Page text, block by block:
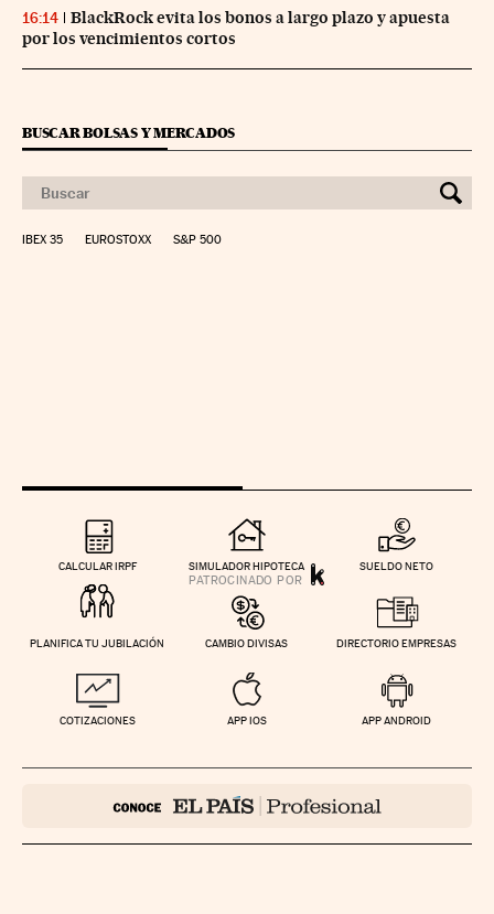
16:14
BlackRock evita los bonos a largo plazo y apuesta
por los vencimientos cortos
BUSCAR BOLSAS Y MERCADOS
IBEX 35 EUROSTOXX S&P 500
CALCULAR IRPF SIMULADOR HIPOTECA SUELDO NETO
PLANIFICA TU JUBILACIÓN CAMBIO DIVISAS DIRECTORIO EMPRESAS
COTIZACIONES APP IOS APP ANDROID